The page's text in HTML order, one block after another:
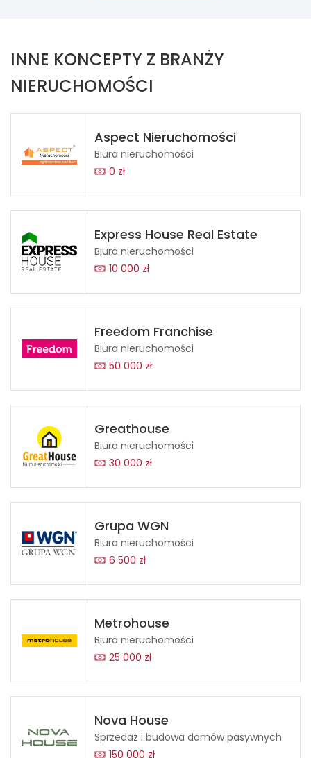
INNE KONCEPTY Z BRANŻY
NIERUCHOMOŚCI
Aspect Nieruchomości
Biura nieruchomości
0 zł
Express House Real Estate
Biura nieruchomości
10 000 zł
Freedom Franchise
Biura nieruchomości
50 000 zł
Greathouse
Biura nieruchomości
30 000 zł
Grupa WGN
Biura nieruchomości
6 500 zł
Metrohouse
Biura nieruchomości
25 000 zł
Nova House
Sprzedaż i budowa domów pasywnych
150 000 zł